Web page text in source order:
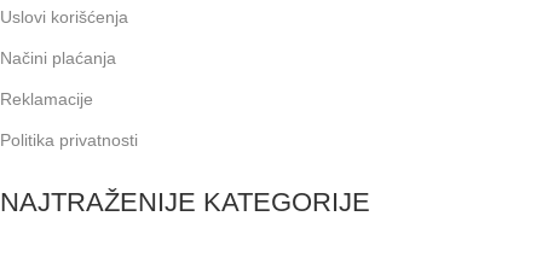
Uslovi korišćenja
Načini plaćanja
Reklamacije
Politika privatnosti
NAJTRAŽENIJE KATEGORIJE